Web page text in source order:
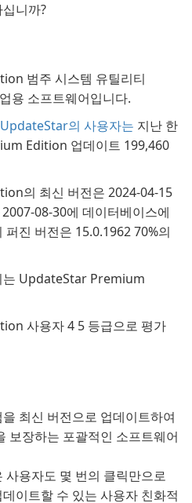
니까?
범주 시스템 유틸리티
용 소프트웨어입니다.
UpdateStar의 사용자는 지난 한
Edition 업데이트 199,460
의 최신 버전은 2024-04-15
08-30에 데이터베이스에
진 버전은 15.0.1962 70%의
는 UpdateStar Premium
사용자 4 5 등급으로 평가
최신 버전으로 업데이트하여
보장하는 포괄적인 소프트웨어
사용자도 몇 번의 클릭만으로
이트할 수 있는 사용자 친화적